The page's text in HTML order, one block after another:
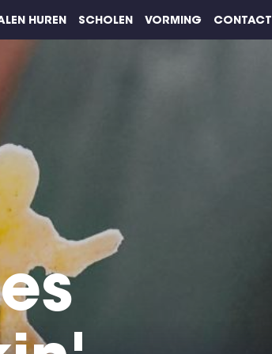
HUREN SCHOLEN VORMING CONTACT